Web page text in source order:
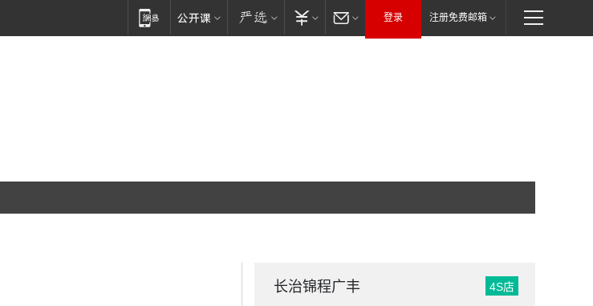
登录 注册免费邮箱
长治锦程广丰 4S店